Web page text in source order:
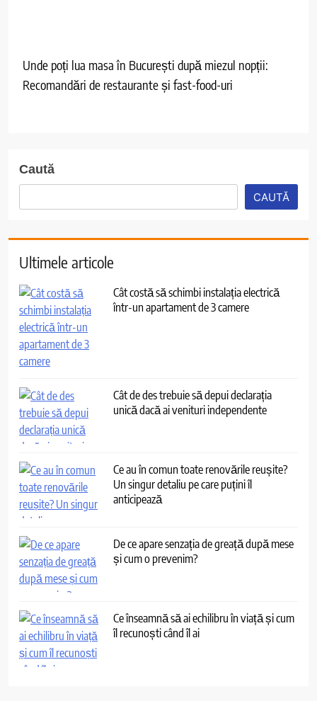
Unde poți lua masa în București după miezul nopții:
Recomandări de restaurante și fast-food-uri
Caută
CAUTĂ
Ultimele articole
Cât costă să schimbi instalația electrică
într-un apartament de 3 camere
Cât de des trebuie să depui declarația
unică dacă ai venituri independente
Ce au în comun toate renovările reușite?
Un singur detaliu pe care puțini îl
anticipează
De ce apare senzația de greață după mese
și cum o prevenim?
Ce înseamnă să ai echilibru în viață și cum
îl recunoști când îl ai